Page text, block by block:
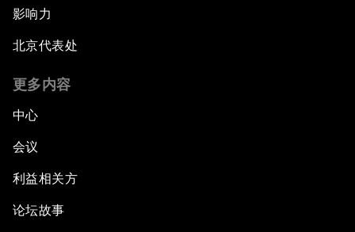
影响力
北京代表处
更多内容
中心
会议
利益相关方
论坛故事